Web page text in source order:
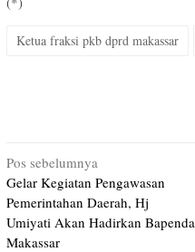
Ketua fraksi pkb dprd makassar
Navigasi
pos
Pos sebelumnya
Gelar Kegiatan Pengawasan
Pemerintahan Daerah, Hj
Umiyati Akan Hadirkan Bapenda
Makassar